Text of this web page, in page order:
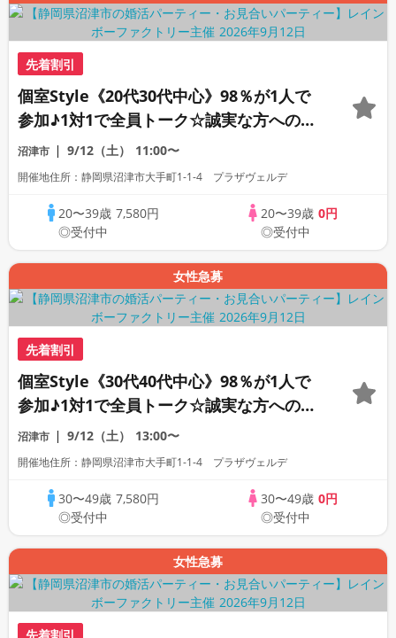
先着割引
個室Style《20代30代中心》98％が1人で
参加♪1対1で全員トーク☆誠実な方への婚
活パーティー
沼津市 9/12（土） 11:00〜
開催地住所：静岡県沼津市大手町1-1-4 プラザヴェルデ
20〜39歳 7,580円
◎受付中
20〜39歳 0円
◎受付中
女性急募
先着割引
個室Style《30代40代中心》98％が1人で
参加♪1対1で全員トーク☆誠実な方への婚
活パーティー
沼津市 9/12（土） 13:00〜
開催地住所：静岡県沼津市大手町1-1-4 プラザヴェルデ
30〜49歳 7,580円
◎受付中
30〜49歳 0円
◎受付中
女性急募
先着割引